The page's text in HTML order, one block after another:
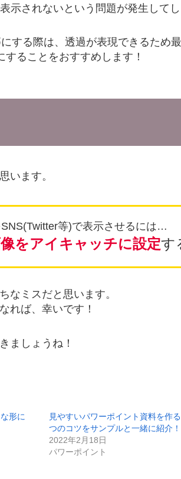
示されないという問題が発生してし
する際は、透過が表現できるため
ることをおすすめします！
います。
等)で表示させるには…
をアイキャッチに設定す
なミスだと思います。
れば、幸いです！
ましょうね！
形に
見やすいパワーポイント資料を作
つのコツをサンプルと一緒に紹介！
2022年2月18日
パワーポイント